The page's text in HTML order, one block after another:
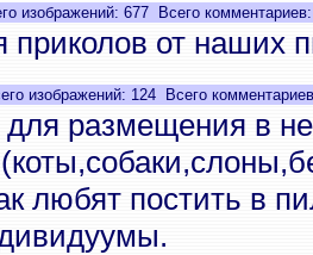
изображений: 677 Всего
приколов от наших
изображений: 124 Всего
для размещения в
любят постить в